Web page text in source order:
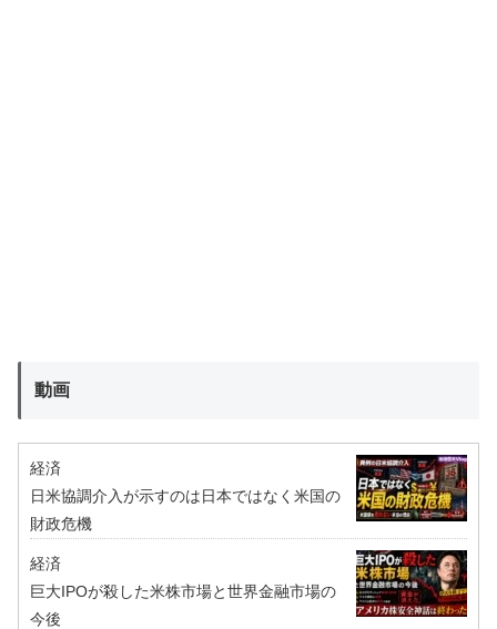
動画
経済
日米協調介入が示すのは日本ではなく米国の
財政危機
経済
巨大IPOが殺した米株市場と世界金融市場の
今後